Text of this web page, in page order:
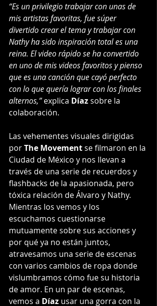
“Es un privilegio trabajar con unas de
mis artistas favoritas, fue súper
divertido crear el tema y trabajar con
Nathy ha sido inspiración total es una
reina. El video rápido se ha convertido
en uno de mis videos favoritos y pienso
que es una canción que cayó perfecto
con lo que quería lograr con los finales
alternos,” explica Díaz sobre la
colaboración.
Las vehementes visuales dirigidas
por The Movement se filmaron en la
Ciudad de México y nos llevan a
través de una serie de recuerdos y
flashbacks de la apasionada, pero
tóxica relación de Álvaro y Nathy.
Mientras los vemos y los
escuchamos cuestionarse
mutuamente sobre sus acciones y
por qué ya no están juntos,
atravesamos una serie de escenas
con varios cambios de ropa donde
vislumbramos cómo fue su historia
de amor. En un par de escenas,
vemos a Díaz usar una gorra con la